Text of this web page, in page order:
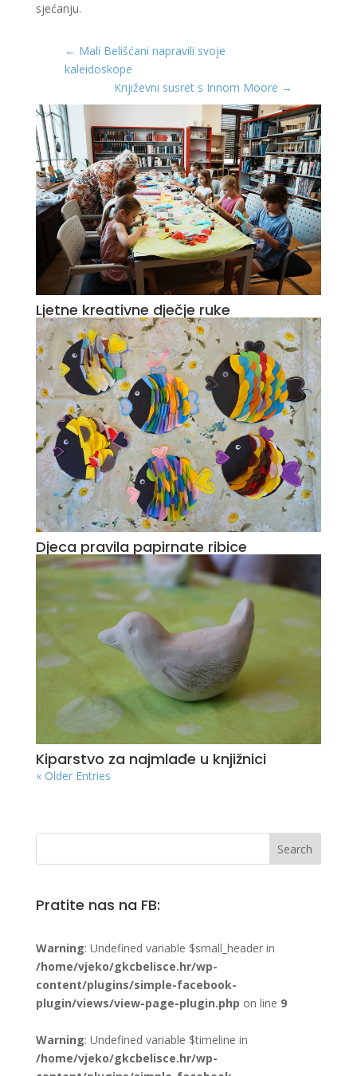
sjećanju.
← Mali Belišćani napravili svoje
kaleidoskope
Književni susret s Innom Moore →
Ljetne kreativne dječje ruke
Djeca pravila papirnate ribice
Kiparstvo za najmlađe u knjižnici
« Older Entries
Pratite nas na FB:
Warning: Undefined variable $small_header in
/home/vjeko/gkcbelisce.hr/wp-
content/plugins/simple-facebook-
plugin/views/view-page-plugin.php on line 9
Warning: Undefined variable $timeline in
/home/vjeko/gkcbelisce.hr/wp-